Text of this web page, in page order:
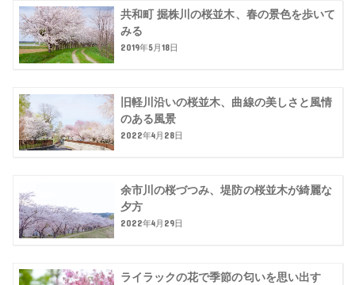
共和町 掘株川の桜並木、春の景色を歩いて
みる
2019年5月18日
旧軽川沿いの桜並木、曲線の美しさと風情
のある風景
2022年4月28日
余市川の桜づつみ、堤防の桜並木が綺麗な
夕方
2022年4月29日
ライラックの花で季節の匂いを思い出す